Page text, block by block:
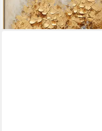
-17%
lieferbar - in 5-6 Werktagen bei dir